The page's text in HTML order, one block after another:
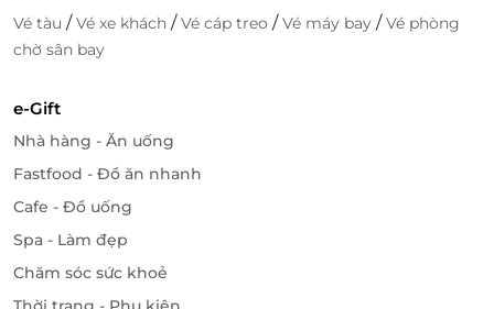
561A Điện Biên Phủ, P. 25, Quận Bình Thạnh, Hồ Chí
Minh
Chí Minh
159 Phan Đăng Lưu, P.1, Quận Phú Nhuận, Hồ Chí
Minh
21 Trần Quang Khải, Phường Tân Định, Quận 1, Hồ
Chí Minh
Số 01-K2A SC Vivocity, P. Tân Phong, Quận 7, Hồ Chí
Vé tàu /Vé xe khách /Vé cáp treo /Vé máy bay /Vé phòng
chờ sân bay
e-Gift
Nhà hàng - Ăn uống
Fastfood - Đồ ăn nhanh
Cafe - Đồ uống
Spa - Làm đẹp
Chăm sóc sức khoẻ